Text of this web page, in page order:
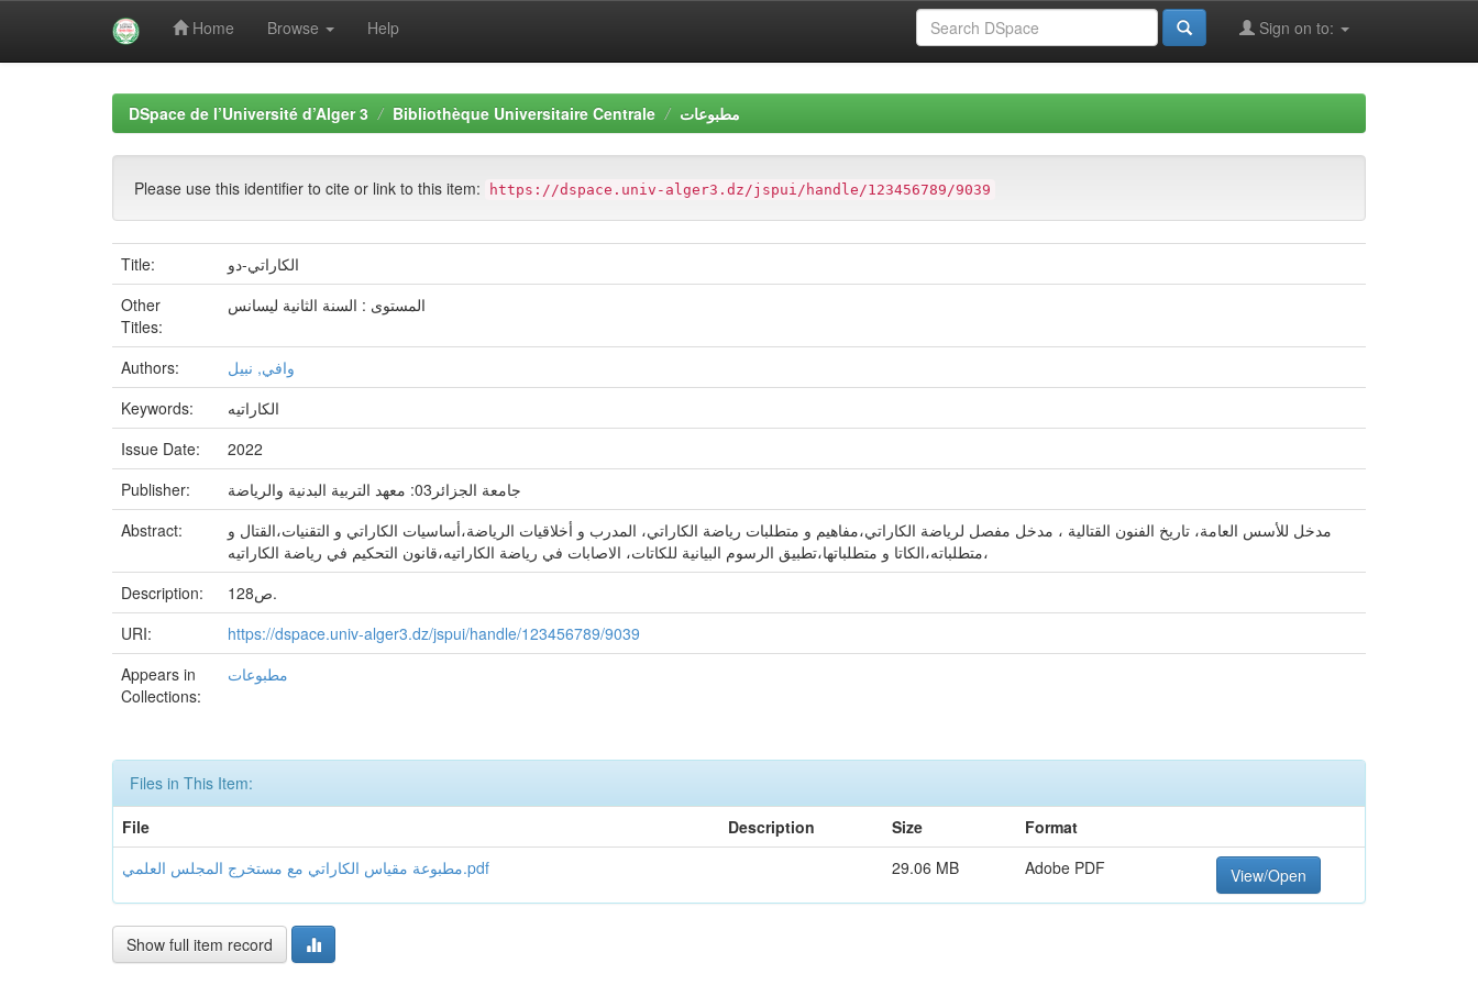
Home Browse Help Sign on to:
DSpace de l’Université d’Alger 3 Bibliothèque Universitaire Centrale مطبوعات
Please use this identifier to cite or link to this item: https://dspace.univ-alger3.dz/jspui/handle/123456789/9039
Title:
الكاراتي-دو
Other
Titles:
المستوى : السنة الثانية ليسانس
Authors:
وافي, نبيل
Keywords:
الكاراتيه
Issue Date:
2022
Publisher:
جامعة الجزائر03: معهد التربية البدنية والرياضة
Abstract:
مدخل للأسس العامة، تاريخ الفنون القتالية ، مدخل مفصل لرياضة الكاراتي،مفاهيم و متطلبات رياضة الكاراتي، المدرب و أخلاقيات الرياضة،أساسيات الكاراتي و التقنيات،القتال و
متطلباته،الكاتا و متطلباتها،تطبيق الرسوم البيانية للكاتات، الاصابات في رياضة الكاراتيه،قانون التحكيم في رياضة الكاراتيه،
Description:
128ص.
URI:
https://dspace.univ-alger3.dz/jspui/handle/123456789/9039
Appears in
Collections:
مطبوعات
Files in This Item:
File
Description Size
Format
مطبوعة مقياس الكاراتي مع مستخرج المجلس العلمي.pdf
29.06 MB Adobe PDF View/Open
Show full item record